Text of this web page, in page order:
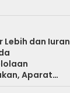
Lebih dan Iuran
Aparat